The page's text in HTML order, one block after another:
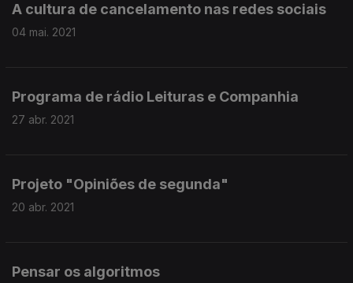
A cultura de cancelamento nas redes sociais
04 mai. 2021
Programa de rádio Leituras e Companhia
27 abr. 2021
Projeto "Opiniões de segunda"
20 abr. 2021
Pensar os algoritmos